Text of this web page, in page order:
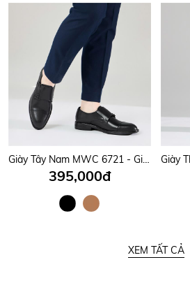
Giày Tây Nam MWC 6721 - Giày Tây Nam Kiểu Monk Strap, Mũi Nhọn Phối Hai Quai Da Có Khoá Kim Loại Tinh Tế, Sang Trọng.
395,000đ
XEM TẤT CẢ